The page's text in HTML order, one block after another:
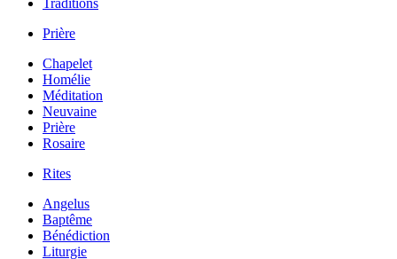
Traditions
Prière
Chapelet
Homélie
Méditation
Neuvaine
Prière
Rosaire
Rites
Angelus
Baptême
Bénédiction
Liturgie